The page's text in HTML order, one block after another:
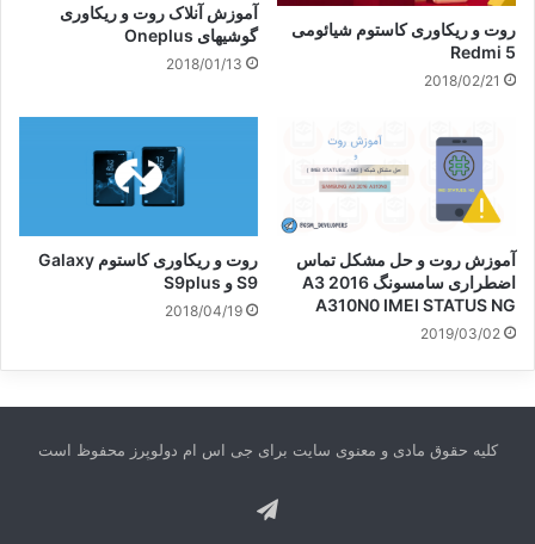
روت و ریکاوری کاستوم شیائومی
Redmi 5
2018/02/21
آموزش آنلاک روت و ریکاوری
گوشیهای Oneplus
2018/01/13
آموزش روت و حل مشکل تماس
اضطراری سامسونگ A3 2016
A310N0 IMEI STATUS NG
2019/03/02
روت و ریکاوری کاستوم Galaxy
S9 و S9plus
2018/04/19
کلیه حقوق مادی و معنوی سایت برای جی اس ام دولوپرز محفوظ است
تلگرام